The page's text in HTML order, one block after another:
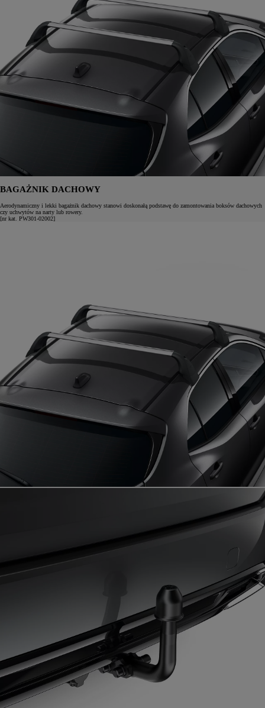
BAGAŻNIK DACHOWY
Aerodynamiczny i lekki bagażnik dachowy stanowi doskonałą podstawę do zamontowania boksów dachowych
czy uchwytów na narty lub rowery.
[nr kat. PW301-02002]